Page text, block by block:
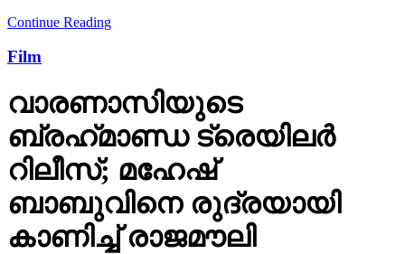
Continue Reading
Film
വാരണാസിയുടെ
ബ്രഹ്‌മാണ്ഡ ട്രെയിലര്‍
റിലീസ്; മഹേഷ്
ബാബുവിനെ രുദ്രയായി
കാണിച്ച് രാജമൗലി